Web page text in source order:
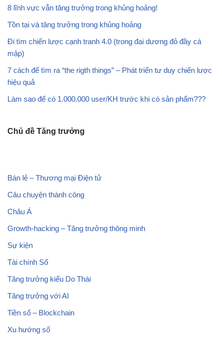
8 lĩnh vực vẫn tăng trưởng trong khủng hoảng!
Tồn tại và tăng trưởng trong khủng hoảng
Đi tìm chiến lược cạnh tranh 4.0 (trong đại dương đỏ đầy cá
mập)
7 cách để tìm ra “the rigth things” – Phát triển tư duy chiến lược
hiệu quả
Làm sao để có 1.000.000 user/KH trước khi có sản phẩm???
Chủ đề Tăng trưởng
Bán lẻ – Thương mại Điện tử
Câu chuyện thành công
Châu Á
Growth-hacking – Tăng trưởng thông minh
Sự kiện
Tài chính Số
Tăng trưởng kiểu Do Thái
Tăng trưởng với AI
Tiền số – Blockchain
Xu hướng số